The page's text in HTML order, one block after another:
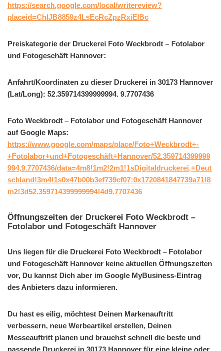
https://search.google.com/local/writereview?
placeid=ChIJB8859z4LsEcRcZpzRxiEIBc
Preiskategorie der Druckerei Foto Weckbrodt – Fotolabor
und Fotogeschäft Hannover:
Anfahrt/Koordinaten zu dieser Druckerei in 30173 Hannover
(Lat/Long): 52.359714399999994. 9.7707436
Foto Weckbrodt – Fotolabor und Fotogeschäft Hannover
auf Google Maps:
https://www.google.com/maps/place/Foto+Weckbrodt+-
+Fotolabor+und+Fotogeschäft+Hannover/52.359714399999
994,9.7707436/data=4m8!1m2!2m1!1sDigitaldruckerei,+Deut
schland!3m4!1s0x47b00b3ef739cf07:0x1720841847739a71!8
m2!3d52.359714399999994!4d9.7707436
Öffnungszeiten der Druckerei Foto Weckbrodt –
Fotolabor und Fotogeschäft Hannover
Uns liegen für die Druckerei Foto Weckbrodt – Fotolabor
und Fotogeschäft Hannover keine aktuellen Öffnungszeiten
vor, Du kannst Dich aber im Google MyBusiness-Eintrag
des Anbieters dazu informieren.
Du hast es eilig, möchtest Deinen Markenauftritt
verbessern, neue Werbeartikel erstellen, Deinen
Messeauftritt planen und brauchst schnell die beste und
passende Druckerei in 30173 Hannover für eine kleine oder